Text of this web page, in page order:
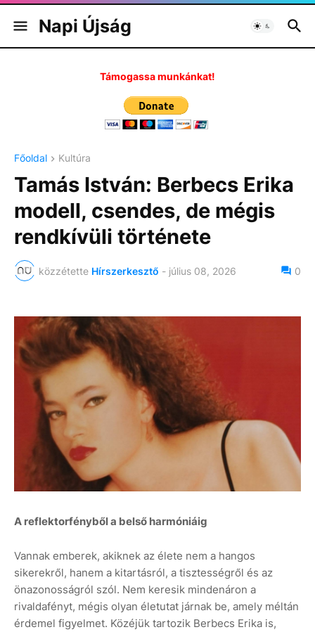
Napi Újság
Támogassa munkánkat!
Főoldal Kultúra
Tamás István: Berbecs Erika
modell, csendes, de mégis
rendkívüli története
közzétette Hírszerkesztő - július 08, 2026 0
A reflektorfényből a belső harmóniáig
Vannak emberek, akiknek az élete nem a hangos
sikerekről, hanem a kitartásról, a tisztességről és az
önazonosságról szól. Nem keresik mindenáron a
rivaldafényt, mégis olyan életutat járnak be, amely méltán
érdemel figyelmet. Közéjük tartozik Berbecs Erika is,